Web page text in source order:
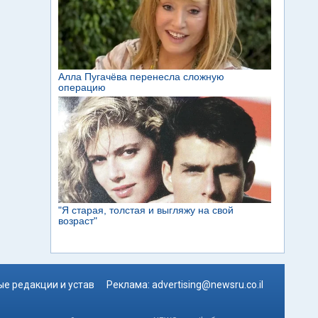
редакции и устав Реклама: advertising@newsru.co.il